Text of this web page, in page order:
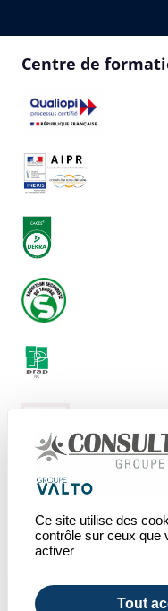
Centre de
Ce site utilise des
contrôle sur ceux que
activer
Tout